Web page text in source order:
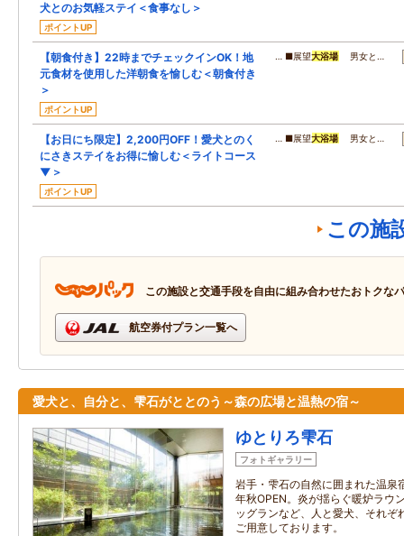
犬とのお気軽ステイ＜食事なし＞
ポイントUP
【朝食付き】22時までチェックインOK！地
元食材を使用した洋朝食を愉しむ＜朝食付き
＞
ポイントUP
… ■展望大浴場 男女と…
【お日にち限定】2,200円OFF！愛犬とのく
にさきステイをお得に愉しむ＜ライトコース
▼＞
ポイントUP
… ■展望大浴場 男女と…
この施
この施設と交通手段を自由に組み合わせたおトクな
航空券付プラン一覧へ
愛犬と、自分と、雫石がととのう～森の広場と温熱の宿～
ゆとりろ雫石
フォトギャラリー
岩手・雫石の自然に囲まれた温泉
年秋OPEN。炎が揺らぐ暖炉ラウ
ッグランなど、人と愛犬、それぞ
ご用意しております。